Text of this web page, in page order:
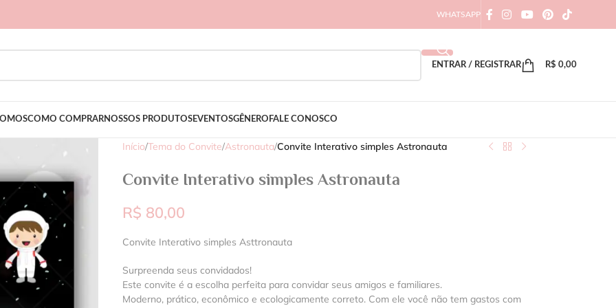
WHATSAPP
ENTRAR / REGISTRAR R$ 0,00
COMO COMPRARNOSSOS PRODUTOSEVENTOSGÊNERO FALE CONOSCO
Início/Tema do Convite/Astronauta/Convite Interativo simples Astronauta
Convite Interativo simples Astronauta
R$ 80,00
Convite Interativo simples Asttronauta
Surpreenda seus convidados!
Este convite é a escolha perfeita para convidar seus amigos e familiares.
Moderno, prático, econômico e ecologicamente correto. Com ele você não tem gastos com